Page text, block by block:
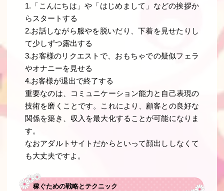
1.「こんにちは」や「はじめまして」などの挨拶か
らスタートする
2.お話しながら服やを脱いだり、下着を見せたりし
て少しずつ露出する
3.お客様のリクエストで、おもちゃでの疑似フェラ
やオナニーを見せる
4.お客様が退出で終了する
重要なのは、コミュニケーション能力と自己表現の
技術を磨くことです。これにより、顧客との良好な
関係を築き、収入を最大化することが可能になりま
す。
なおアダルトサイトだからといって顔出ししなくて
も大丈夫ですよ。
稼ぐための戦略とテクニック